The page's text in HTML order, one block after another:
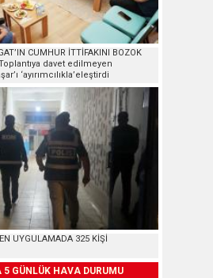
CUMHUR İTTİFAKINI BOZOK
davet edilmeyen
‘ayırımcılıkla’eleştirdi
UYGULAMADA 325 KİŞİ
GÜNLÜK HAVA DURUMU